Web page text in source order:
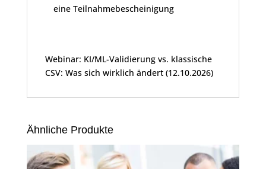
eine Teilnahmebescheinigung
Webinar: KI/ML-Validierung vs. klassische
CSV: Was sich wirklich ändert (12.10.2026)
Ähnliche Produkte